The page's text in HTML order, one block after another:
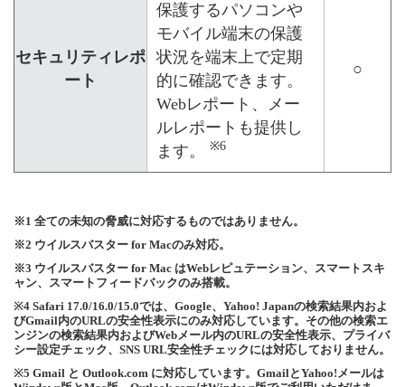
セキュリティレポ
ート
保護するパソコンや
モバイル端末の保護
状況を端末上で定期
的に確認できます。
Webレポート、メー
ルレポートも提供し
ます。
※6
○
※1 全ての未知の脅威に対応するものではありません。
※2 ウイルスバスター for Macのみ対応。
※3 ウイルスバスター for Mac はWebレピュテーション、スマートスキ
ャン、スマートフィードバックのみ搭載。
※4 Safari 17.0/16.0/15.0では、Google、Yahoo! Japanの検索結果内およ
びGmail内のURLの安全性表示にのみ対応しています。その他の検索エ
ンジンの検索結果内およびWebメール内のURLの安全性表示、プライバ
シー設定チェック、SNS URL安全性チェックには対応しておりません。
※5 Gmail と Outlook.com に対応しています。GmailとYahoo!メールは